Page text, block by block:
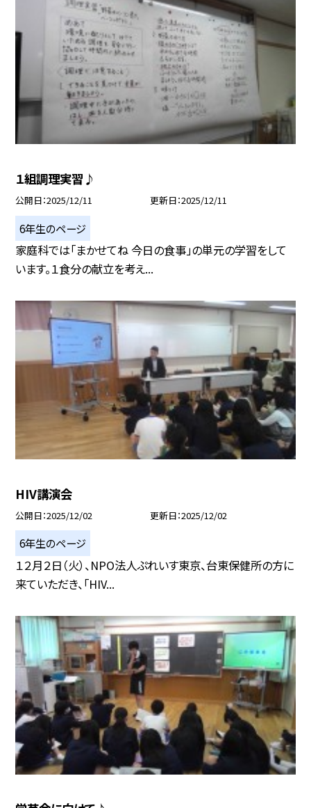
１組調理実習♪
公開日 2025/12/11 更新日 2025/12/11
6年生のページ
家庭科では「まかせてね 今日の食事」の単元の学習をして
います。１食分の献立を考え...
HIV講演会
公開日 2025/12/02 更新日 2025/12/02
6年生のページ
１２月２日（火）、NPO法人ぷれいす東京、台東保健所の方に
来ていただき、「HIV...